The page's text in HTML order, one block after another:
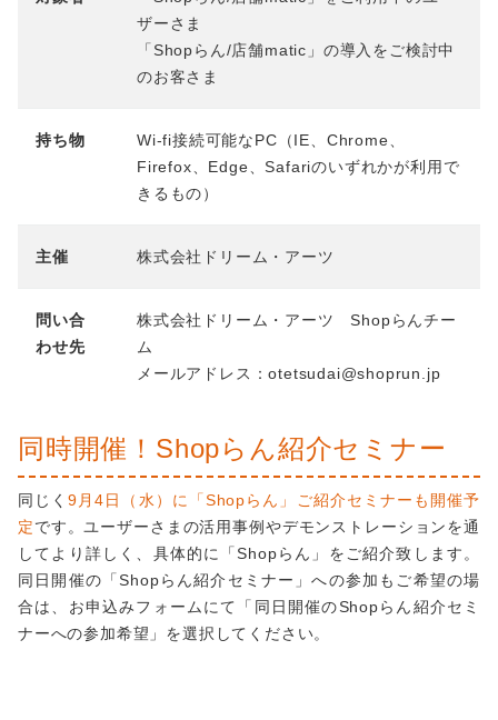
ザーさま
「Shopらん/店舗matic」の導入をご検討中
のお客さま
持ち物
Wi-fi接続可能なPC（IE、Chrome、
Firefox、Edge、Safariのいずれかが利用で
きるもの）
主催 株式会社ドリーム・アーツ
問い合
わせ先
株式会社ドリーム・アーツ Shopらんチー
ム
メールアドレス：otetsudai@shoprun.jp
同時開催！Shopらん紹介セミナー
同じく9月4日（水）に「Shopらん」ご紹介セミナーも開催予
定です。ユーザーさまの活用事例やデモンストレーションを通
してより詳しく、具体的に「Shopらん」をご紹介致します。
同日開催の「Shopらん紹介セミナー」への参加もご希望の場
合は、お申込みフォームにて「同日開催のShopらん紹介セミ
ナーへの参加希望」を選択してください。